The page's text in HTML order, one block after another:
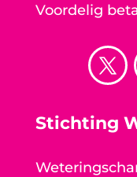
Voordelig
Stichting